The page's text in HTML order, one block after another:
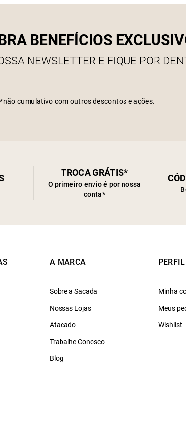
BENEFÍCIOS
NEWSLETTER E FIQUE POR
*não cumulativo com outros descontos e ações.
TROCA GRÁTIS*
O primeiro envio é por nossa
conta*
A MARCA
Sobre a Sacada
Nossas Lojas
Atacado
Trabalhe Conosco
Blog
PERFIL
Minha
Meus
Wishlist